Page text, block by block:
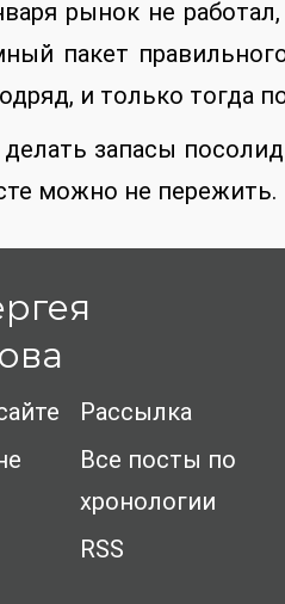
рынок не
пакет
и только тогда
делать запасы
можно не пережить.
Рассылка
Все посты по
хронологии
RSS